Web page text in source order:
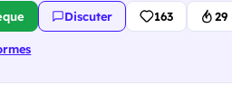
Discuter 163 29